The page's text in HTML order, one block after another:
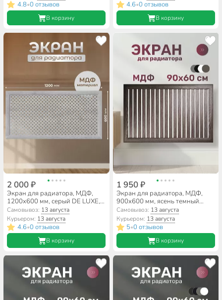
4.8•0 отзывов
В корзину
4.6•0 отзывов
В корзину
2 000 ₽
Экран для радиатора, МДФ,
1200х600 мм, серый DE LUXE,
Готико, Стильный Дом
Самовывоз: 13 августа
Курьером: 13 августа
4.6•0 отзывов
В корзину
1 950 ₽
Экран для радиатора, МДФ,
900х600 мм, ясень темный
DE LUXE, реечный, Стильный
Дом
Самовывоз: 13 августа
Курьером: 13 августа
5•0 отзывов
В корзину